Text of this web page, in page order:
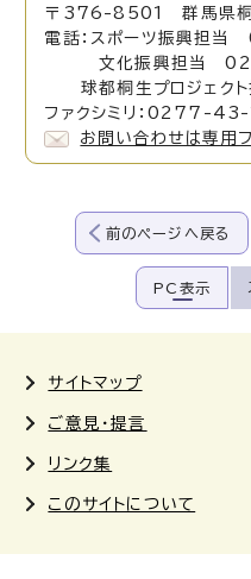
〒376-8501 群馬県桐
電話：スポーツ振興
文化振興担当
球都桐生プロジェ
ファクシミリ：0277-
お問い合わせは専用
前のページへ戻る
PC表示
サイトマップ
ご意見・提言
リンク集
このサイトについて